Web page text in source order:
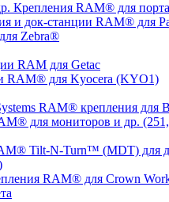
Крепления RAM® для
и док-станции RAM® для
Zebra®
RAM для Getac
RAM® для Kyocera (KYO1)
RAM® крепления для
для мониторов и др.
Tilt-N-Turn™ (MDT) для
RAM® для Crown